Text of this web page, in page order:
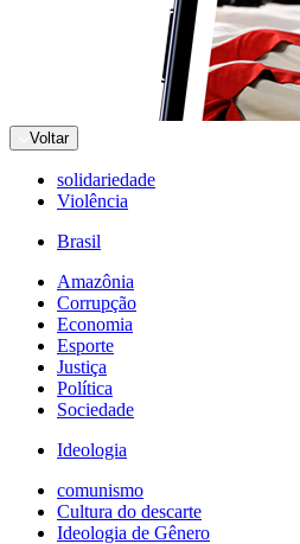
Voltar
solidariedade
Violência
Brasil
Amazônia
Corrupção
Economia
Esporte
Justiça
Política
Sociedade
Ideologia
comunismo
Cultura do descarte
Ideologia de Gênero